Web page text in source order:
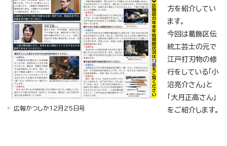
広報かつしか12月25日号
方を紹介してい
ます。
今回は葛飾区伝
統工芸士の元で
江戸打刃物の修
行をしている「小
沼亮介さん」と
「大月正高さん」
をご紹介します。